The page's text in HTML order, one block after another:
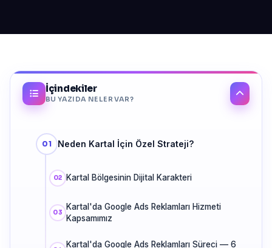
İçindekiler
BU YAZIDA NELER VAR?
Neden Kartal İçin Özel Strateji?
Kartal Bölgesinin Dijital Karakteri
Kartal'da Google Ads Reklamları Hizmeti
Kapsamımız
Kartal'da Google Ads Reklamları Süreci — 6